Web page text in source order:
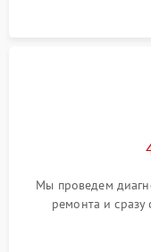
Мы проведем
ремонта и